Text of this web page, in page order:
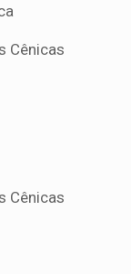
Cênicas
Cênicas